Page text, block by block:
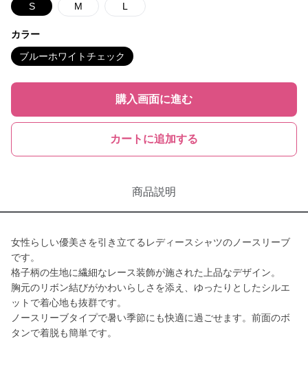
S M L
カラー
ブルーホワイトチェック
購入画面に進む
カートに追加する
商品説明
女性らしい優美さを引き立てるレディースシャツのノースリーブ
です。
格子柄の生地に繊細なレース装飾が施された上品なデザイン。
胸元のリボン結びがかわいらしさを添え、ゆったりとしたシルエ
ットで着心地も抜群です。
ノースリーブタイプで暑い季節にも快適に過ごせます。前面のボ
タンで着脱も簡単です。